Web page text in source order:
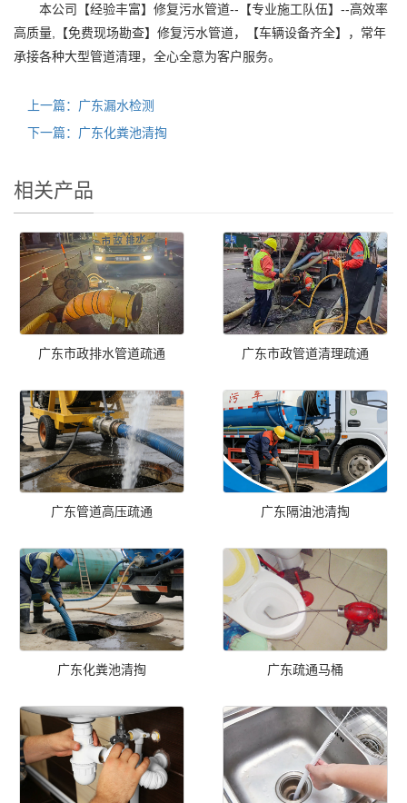
本公司【经验丰富】修复污水管道--【专业施工队伍】--高效率
高质量,【免费现场勘查】修复污水管道，【车辆设备齐全】，常年
承接各种大型管道清理，全心全意为客户服务。
上一篇：广东漏水检测
下一篇：广东化粪池清掏
相关产品
广东市政排水管道疏通 广东市政管道清理疏通
广东管道高压疏通 广东隔油池清掏
广东化粪池清掏 广东疏通马桶